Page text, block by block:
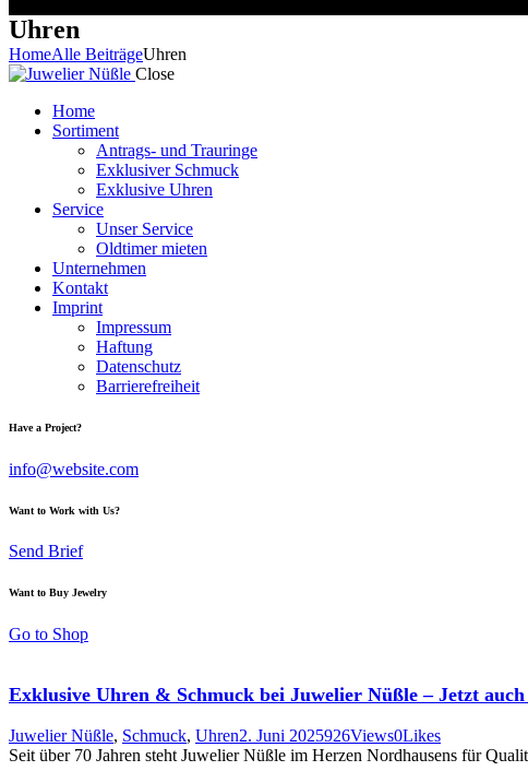
Uhren
HomeAlle BeiträgeUhren
Close
Home
Sortiment
Antrags- und Trauringe
Exklusiver Schmuck
Exklusive Uhren
Service
Unser Service
Oldtimer mieten
Unternehmen
Kontakt
Imprint
Impressum
Haftung
Datenschutz
Barrierefreiheit
Have a Project?
info@website.com
Want to Work with Us?
Send Brief
Want to Buy Jewelry
Go to Shop
Exklusive Uhren & Schmuck bei Juwelier Nüßle – Jetzt auch
Juwelier Nüßle, Schmuck, Uhren2. Juni 2025926Views0Likes
Seit über 70 Jahren steht Juwelier Nüßle im Herzen Nordhausens für